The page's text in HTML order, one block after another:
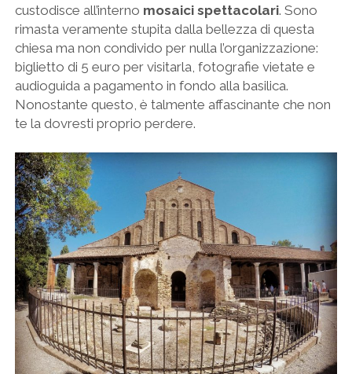
custodisce all’interno mosaici spettacolari. Sono
rimasta veramente stupita dalla bellezza di questa
chiesa ma non condivido per nulla l’organizzazione:
biglietto di 5 euro per visitarla, fotografie vietate e
audioguida a pagamento in fondo alla basilica.
Nonostante questo, è talmente affascinante che non
te la dovresti proprio perdere.